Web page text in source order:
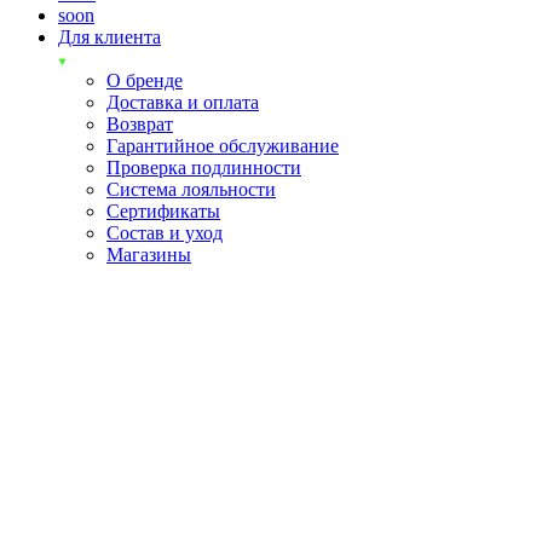
soon
Для клиента
О бренде
Доставка и оплата
Возврат
Гарантийное обслуживание
Проверка подлинности
Система лояльности
Сертификаты
Состав и уход
Магазины